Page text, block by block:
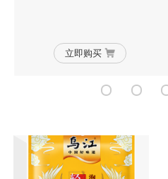
立即购买